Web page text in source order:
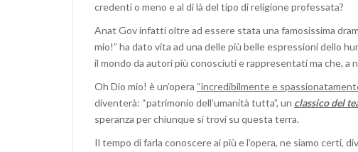
credenti o meno e al di là del tipo di religione professata?
Anat Gov infatti oltre ad essere stata una famosissima
mio!” ha dato vita ad una delle più belle espressioni dello
il mondo da autori più conosciuti e rappresentati ma che,
Oh Dio mio! è un’opera “incredibilmente e
diventerà: “patrimonio dell’umanità tutta”, un classico del
speranza per chiunque si trovi su questa terra.
Il tempo di farla conoscere ai più e l’opera, ne siamo certi,